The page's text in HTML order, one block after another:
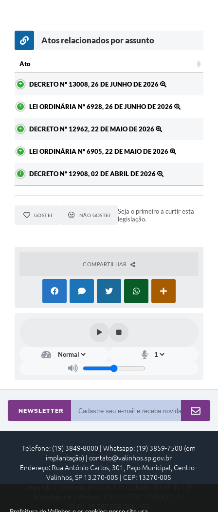
Links
Serviços Online
Telefones Úteis
A Prefeitura
Enquete
Jornal
Agenda
Contato
Atos relacionados por assunto
Ato
DECRETO Nº 13008, 26 DE JUNHO DE 2026
LEI ORDINÁRIA Nº 6928, 26 DE JUNHO DE 2026
DECRETO Nº 12962, 22 DE MAIO DE 2026
LEI ORDINÁRIA Nº 6905, 22 DE MAIO DE 2026
DECRETO Nº 12908, 02 DE ABRIL DE 2026
GOSTEI NÃO GOSTEI
Seja o primeiro a curtir esta
legislação.
COMPARTILHAR
NEWSLETTER
Telefone: (19) 3849-8000 | Whatsapp: (19) 3859-7500 (em
implantação) | contato@valinhos.sp.gov.br
Endereço: Rua Antônio Carlos, 301, Paço Municipal, Centro -
Valinhos, SP 13.270-005 | CEP: 13270-005